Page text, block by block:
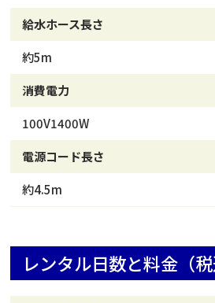
給水ホース長さ
約5m
消費電力
100V1400W
電源コード長さ
約4.5m
レンタル日数と料金（税